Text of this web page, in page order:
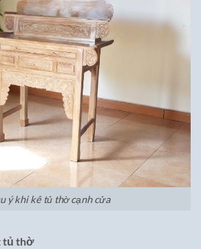
ý khi kê tủ thờ cạnh cửa
tủ thờ